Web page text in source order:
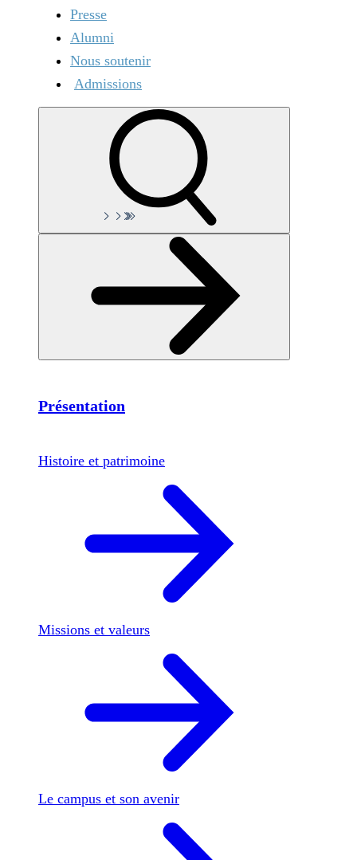
Presse
Alumni
Nous soutenir
Admissions
Présentation
Histoire et patrimoine
Missions et valeurs
Le campus et son avenir